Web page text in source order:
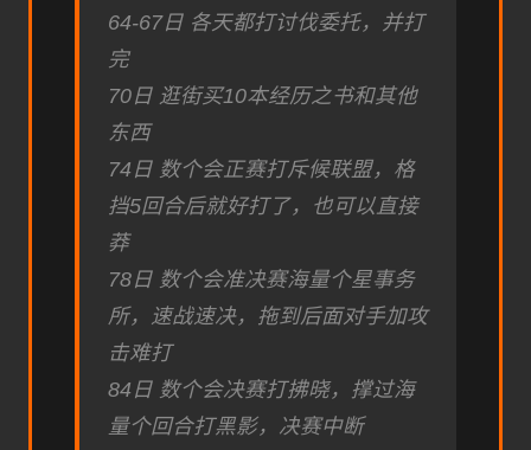
64-67日 各天都打讨伐委托，并打
完
70日 逛街买10本经历之书和其他
东西
74日 数个会正赛打斥候联盟，格
挡5回合后就好打了，也可以直接
莽
78日 数个会准决赛海量个星事务
所，速战速决，拖到后面对手加攻
击难打
84日 数个会决赛打拂晓，撑过海
量个回合打黑影，决赛中断